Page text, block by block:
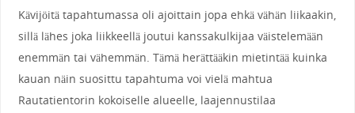
Kävijöitä tapahtumassa oli ajoittain jopa ehkä vähän liikaakin,
sillä lähes joka liikkeellä joutui kanssakulkijaa väistelemään
enemmän tai vähemmän. Tämä herättääkin mietintää kuinka
kauan näin suosittu tapahtuma voi vielä mahtua
Rautatientorin kokoiselle alueelle, laajennustilaa